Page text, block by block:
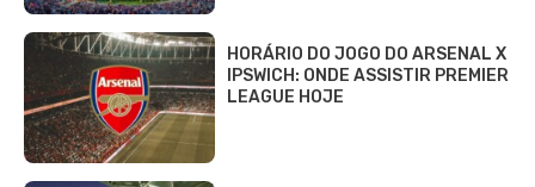
HORÁRIO DO JOGO DO ARSENAL X
IPSWICH: ONDE ASSISTIR PREMIER
LEAGUE HOJE